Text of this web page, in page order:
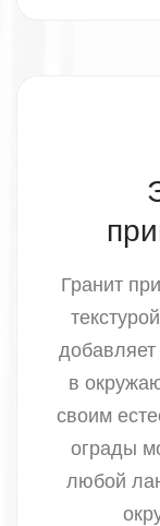
Гранит
добавляет
в
своим
ограды
любой